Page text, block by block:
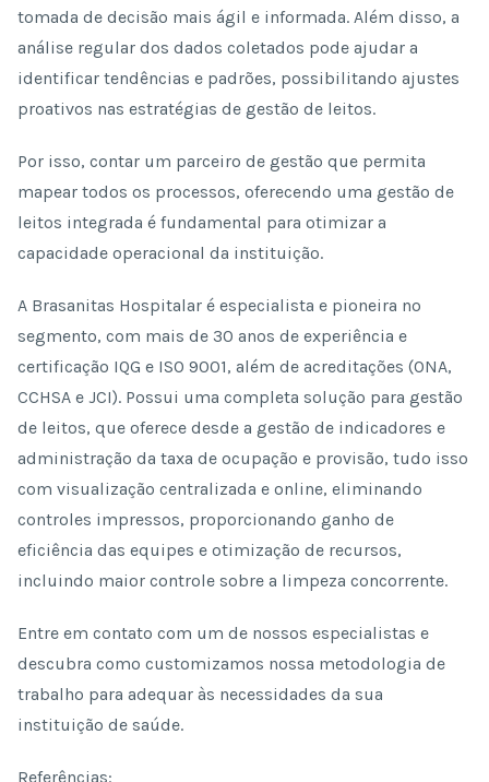
tomada de decisão mais ágil e informada. Além disso, a
análise regular dos dados coletados pode ajudar a
identificar tendências e padrões, possibilitando ajustes
proativos nas estratégias de gestão de leitos.
Por isso, contar um parceiro de gestão que permita
mapear todos os processos, oferecendo uma gestão de
leitos integrada é fundamental para otimizar a
capacidade operacional da instituição.
A Brasanitas Hospitalar é especialista e pioneira no
segmento, com mais de 30 anos de experiência e
certificação IQG e ISO 9001, além de acreditações (ONA,
CCHSA e JCI). Possui uma completa solução para gestão
de leitos, que oferece desde a gestão de indicadores e
administração da taxa de ocupação e provisão, tudo isso
com visualização centralizada e online, eliminando
controles impressos, proporcionando ganho de
eficiência das equipes e otimização de recursos,
incluindo maior controle sobre a limpeza concorrente.
Entre em contato com um de nossos especialistas e
descubra como customizamos nossa metodologia de
trabalho para adequar às necessidades da sua
instituição de saúde.
Referências: